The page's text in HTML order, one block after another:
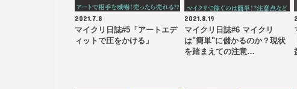
2021.7.8
マイクリ日誌#5「アートエデ
ィットで圧をかける」
2021.8.19
マイクリ日誌#6 マイクリ
は"簡単"に儲かるのか？現状
を踏まえての注意…